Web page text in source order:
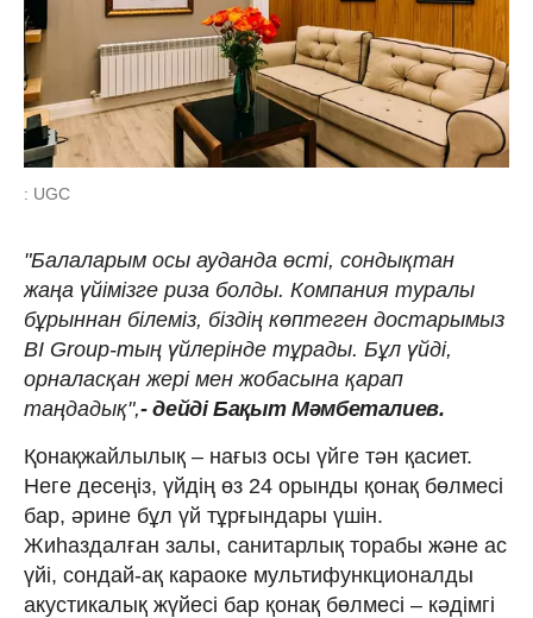
: UGC
"Балаларым осы ауданда өсті, сондықтан
жаңа үйімізге риза болды. Компания туралы
бұрыннан білеміз, біздің көптеген достарымыз
BI Group-тың үйлерінде тұрады. Бұл үйді,
орналасқан жері мен жобасына қарап
таңдадық",- дейді Бақыт Мәмбеталиев.
Қонақжайлылық – нағыз осы үйге тән қасиет.
Неге десеңіз, үйдің өз 24 орынды қонақ бөлмесі
бар, әрине бұл үй тұрғындары үшін.
Жиһаздалған залы, санитарлық торабы және ас
үйі, сондай-ақ караоке мультифункционалды
акустикалық жүйесі бар қонақ бөлмесі – кәдімгі